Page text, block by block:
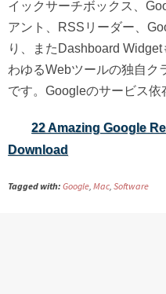
イックサーチボックス、
アント、RSSリーダー、
り、またDashboard
わゆるWebツールの独自ク
です。Googleのサービス依
22 Amazing Google
Download
Tagged with: Google, Mac, Software